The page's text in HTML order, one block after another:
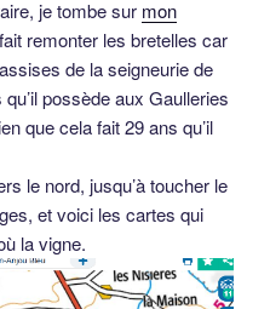
je tombe sur mon
remonter les bretelles car
de la seigneurie de
possède aux Gaulleries
que cela fait 29 ans qu’il
le nord, jusqu’à toucher le
et voici les cartes qui
la vigne.